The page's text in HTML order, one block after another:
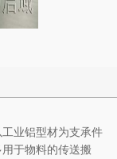
业铝型材为支承件
于物料的传送搬